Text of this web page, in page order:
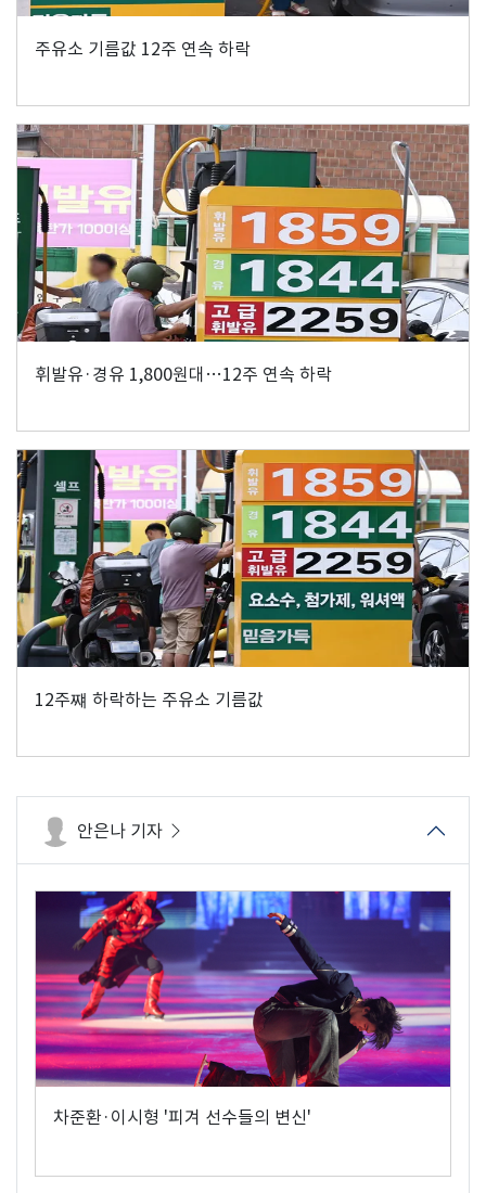
주유소 기름값 12주 연속 하락
휘발유·경유 1,800원대…12주 연속 하락
12주쨰 하락하는 주유소 기름값
안은나 기자
차준환·이시형 '피겨 선수들의 변신'